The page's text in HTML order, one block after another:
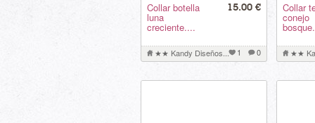
Collar botella
luna
creciente....
15.00 €
★★ Kandy Diseños... 1 0
Collar
conejo
★★